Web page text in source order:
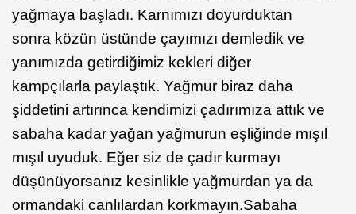
yağmaya başladı. Karnımızı doyurduktan
sonra közün üstünde çayımızı demledik ve
yanımızda getirdiğimiz kekleri diğer
kampçılarla paylaştık. Yağmur biraz daha
şiddetini artırınca kendimizi çadırımıza attık ve
sabaha kadar yağan yağmurun eşliğinde mışıl
mışıl uyuduk. Eğer siz de çadır kurmayı
düşünüyorsanız kesinlikle yağmurdan ya da
ormandaki canlılardan korkmayın.Sabaha